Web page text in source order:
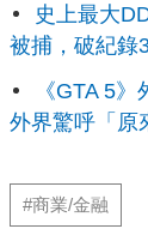
史上最大
被捕，破紀錄
《GTA 5
外界驚呼「原
#商業/金融